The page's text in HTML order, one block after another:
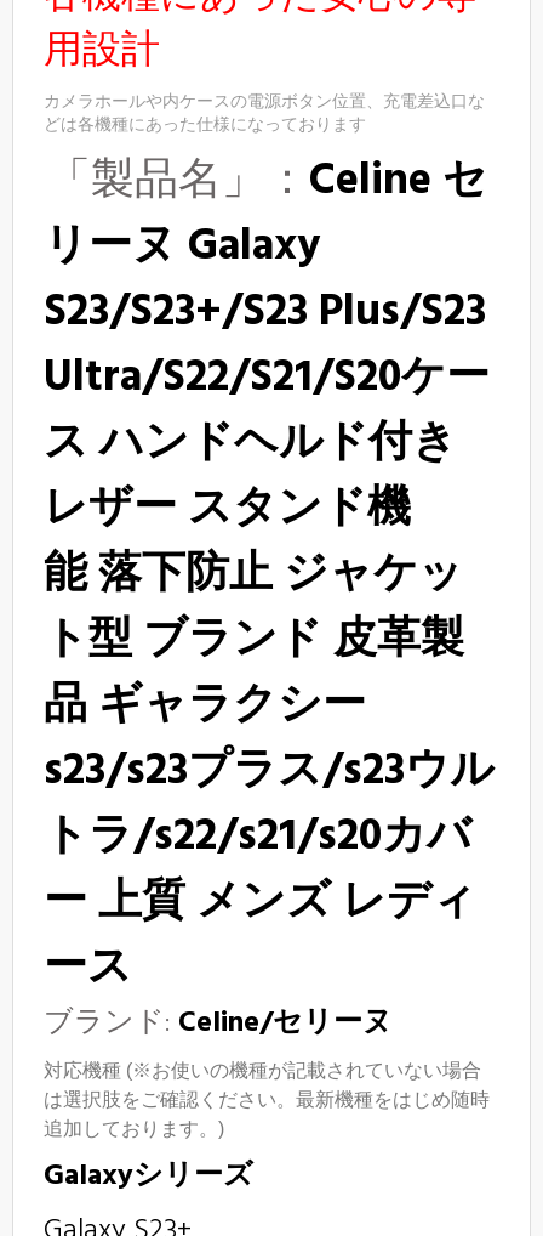
用設計
カメラホールや内ケースの電源ボタン位置、充電差込口な
どは各機種にあった仕様になっております
「製品名」： Celine セ
リーヌ Galaxy
S23/S23+/S23 Plus/S23
Ultra/S22/S21/S20ケー
ス ハンドヘルド付き
レザー スタンド機
能落下防止 ジャケッ
ト型ブランド 皮革製
品 ギャラクシー
s23/s23プラス/s23ウル
トラ/s22/s21/s20カバ
ー上質 メンズ レディ
ース
ブランド: Celine/セリーヌ
対応機種 (※お使いの機種が記載されていない場合
は選択肢をご確認ください。最新機種をはじめ随時
追加しております。)
Galaxyシリーズ